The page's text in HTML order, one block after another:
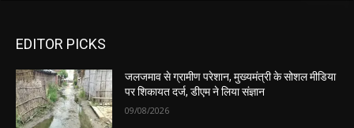
EDITOR PICKS
जलजमाव से ग्रामीण परेशान, मुख्यमंत्री के सोशल मीडिया
पर शिकायत दर्ज, डीएम ने लिया संज्ञान
09/08/2026